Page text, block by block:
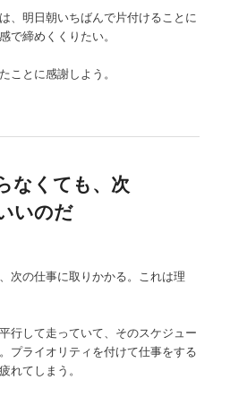
、明日朝いちばんで片付けることに
で締めくくりたい。
ことに感謝しよう。
なくても、次
いのだ
次の仕事に取りかかる。これは理
行して走っていて、そのスケジュー
プライオリティを付けて仕事をする
れてしまう。